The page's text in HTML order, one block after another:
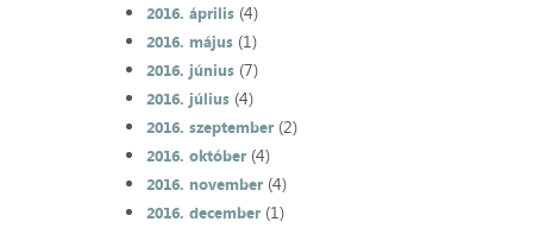
2016. április(4)
2016. május(1)
2016. június(7)
2016. július(4)
2016. szeptember(2)
2016. október(4)
2016. november(4)
2016. december(1)